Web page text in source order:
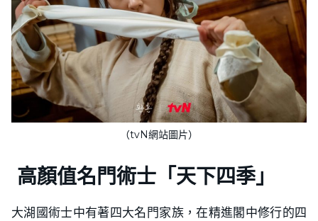
（tvN網站圖片）
高顏值名門術士「天下四季」
大湖國術士中有著四大名門家族，在精進閣中修行的四